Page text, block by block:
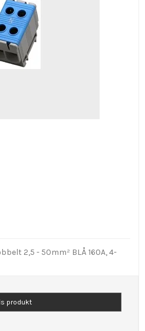
2,5 - 50mm² BLÅ 160A, 4-
produkt